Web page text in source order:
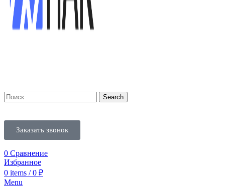
Search
Заказать звонок
0 Сравнение
Избранное
0 items / 0 ₽
Menu